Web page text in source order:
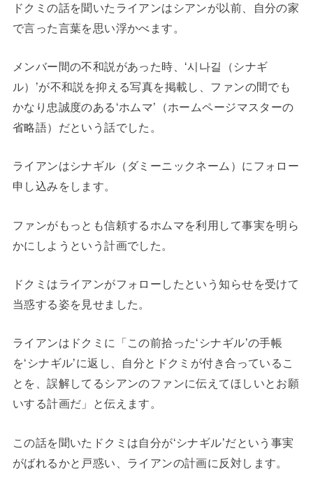
ドクミの話を聞いたライアンはシアンが以前、自分の家
で言った言葉を思い浮かべます。
メンバー間の不和説があった時、‘시나길（シナギ
ル）’が不和説を抑える写真を掲載し、ファンの間でも
かなり忠誠度のある‘ホムマ’（ホームページマスターの
省略語）だという話でした。
ライアンはシナギル（ダミーニックネーム）にフォロー
申し込みをします。
ファンがもっとも信頼するホムマを利用して事実を明ら
かにしようという計画でした。
ドクミはライアンがフォローしたという知らせを受けて
当惑する姿を見せました。
ライアンはドクミに「この前拾った‘シナギル’の手帳
を‘シナギル’に返し、自分とドクミが付き合っているこ
とを、誤解してるシアンのファンに伝えてほしいとお願
いする計画だ」と伝えます。
この話を聞いたドクミは自分が‘シナギル’だという事実
がばれるかと戸惑い、ライアンの計画に反対します。